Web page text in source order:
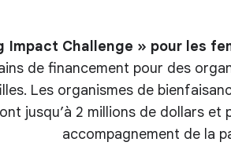
Impact Challenge » pour les
de financement pour des
Les organismes de
jusqu’à 2 millions de dollars
accompagnement de la